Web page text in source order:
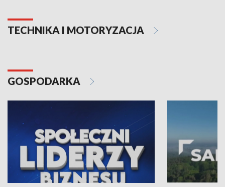
TECHNIKA I MOTORYZACJA
GOSPODARKA